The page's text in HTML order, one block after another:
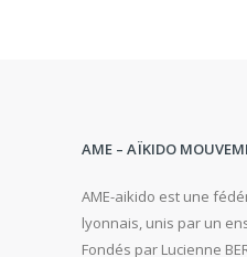
AME – AÏKIDO
AME-aikido est une
lyonnais, unis par un
Fondés par Lucienne